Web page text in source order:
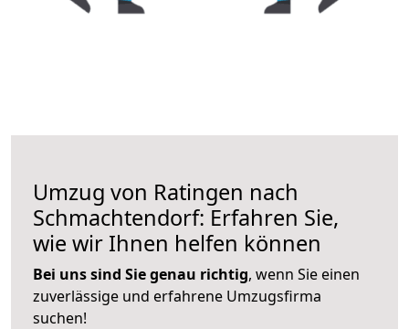
Umzug von Ratingen nach
Schmachtendorf: Erfahren Sie,
wie wir Ihnen helfen können
Bei uns sind Sie genau richtig, wenn Sie einen
zuverlässige und erfahrene Umzugsfirma
suchen!